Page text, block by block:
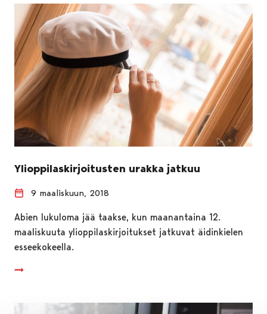
Ylioppilaskirjoitusten urakka jatkuu
9 maaliskuun, 2018
Abien lukuloma jää taakse, kun maanantaina 12.
maaliskuuta ylioppilaskirjoitukset jatkuvat äidinkielen
esseekokeella.